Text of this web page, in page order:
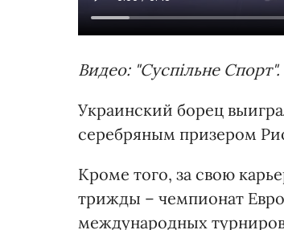
Видео: "Суспільне Спорт".
Украинский борец
серебряным призером
Кроме того, за свою
трижды – чемпионат
международных